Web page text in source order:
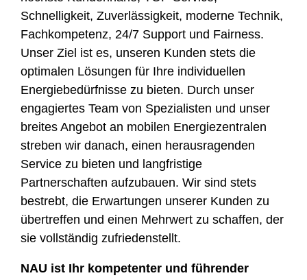
Schnelligkeit, Zuverlässigkeit, moderne Technik,
Fachkompetenz, 24/7 Support und Fairness.
Unser Ziel ist es, unseren Kunden stets die
optimalen Lösungen für Ihre individuellen
Energiebedürfnisse zu bieten. Durch unser
engagiertes Team von Spezialisten und unser
breites Angebot an mobilen Energiezentralen
streben wir danach, einen herausragenden
Service zu bieten und langfristige
Partnerschaften aufzubauen. Wir sind stets
bestrebt, die Erwartungen unserer Kunden zu
übertreffen und einen Mehrwert zu schaffen, der
sie vollständig zufriedenstellt.
NAU ist Ihr kompetenter und führender